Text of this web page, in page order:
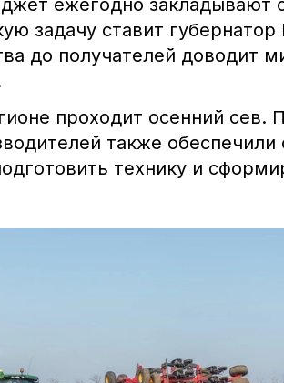
ежегодно закладывают
задачу ставит
до получателей доводит
проходит осенний сев.
также
технику и